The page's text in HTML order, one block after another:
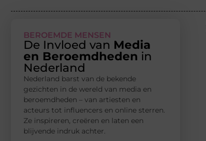
BEROEMDE MENSEN
De Invloed van Media
en Beroemdheden in
Nederland
Nederland barst van de bekende
gezichten in de wereld van media en
beroemdheden – van artiesten en
acteurs tot influencers en online sterren.
Ze inspireren, creëren en laten een
blijvende indruk achter.